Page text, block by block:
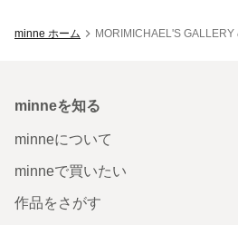
minne ホーム MORIMICHAEL'S GALLERY
minneを知る
minneについて
minneで買いたい
作品をさがす